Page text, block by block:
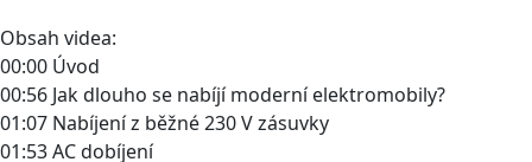
Obsah videa:
00:00 Úvod
00:56 Jak dlouho se nabíjí moderní elektromobily?
01:07 Nabíjení z běžné 230 V zásuvky
01:53 AC dobíjení